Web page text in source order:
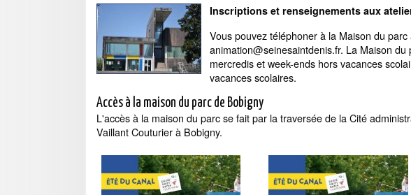
Inscriptions et renseignements aux
Vous pouvez téléphoner à la Maison du
animation@seinesaintdenis.fr. La Maison
mercredis et week-ends hors vacances
vacances scolaires.
Accès à la maison du parc de Bobigny
L'accès à la maison du parc se fait par la traversée de la Cité
Vaillant Couturier à Bobigny.